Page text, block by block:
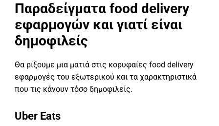
Παραδείγματα food delivery
εφαρμογών και γιατί είναι
δημοφιλείς
Θα ρίξουμε μια ματιά στις κορυφαίες food delivery
εφαρμογές του εξωτερικού και τα χαρακτηριστικά
που τις κάνουν τόσο δημοφιλείς.
Uber Eats